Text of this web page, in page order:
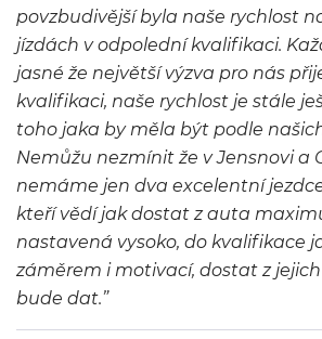
povzbudivější byla naše rychlost
jízdách v odpolední kvalifikaci.
jasné že největší výzva pro nás
kvalifikaci, naše rychlost je stále
toho jaka by měla být podle
Nemůžu nezmínit že v Jensnovi a
nemáme jen dva excelentní
kteří vědí jak dostat z auta
nastavená vysoko, do kvalifikace
záměrem i motivací, dostat z
bude dat.”